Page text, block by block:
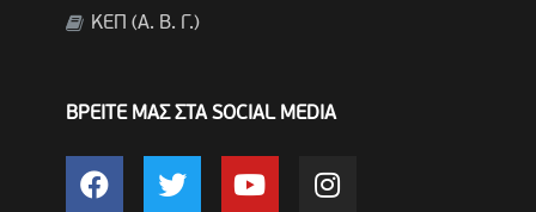
ΚΕΠ (Α. Β. Γ.)
ΒΡΕΙΤΕ ΜΑΣ ΣΤΑ SOCIAL MEDIA